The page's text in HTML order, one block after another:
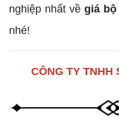
nghiệp nhất về giá bộ
nhé!
CÔNG TY TNHH